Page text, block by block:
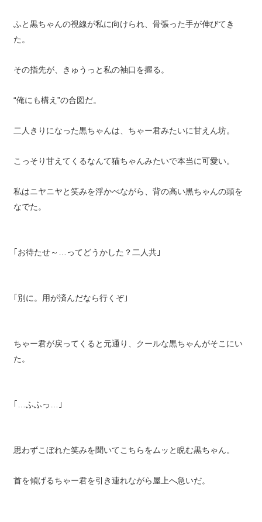
ふと黒ちゃんの視線が私に向けられ、骨張った手が伸びてき
た。
その指先が、きゅうっと私の袖口を握る。
“俺にも構え”の合図だ。
二人きりになった黒ちゃんは、ちゃー君みたいに甘えん坊。
こっそり甘えてくるなんて猫ちゃんみたいで本当に可愛い。
私はニヤニヤと笑みを浮かべながら、背の高い黒ちゃんの頭を
なでた。
｢お待たせ～…ってどうかした？二人共｣
｢別に。用が済んだなら行くぞ｣
ちゃー君が戻ってくると元通り、クールな黒ちゃんがそこにい
た。
｢…ふふっ…｣
思わずこぼれた笑みを聞いてこちらをムッと睨む黒ちゃん。
首を傾げるちゃー君を引き連れながら屋上へ急いだ。